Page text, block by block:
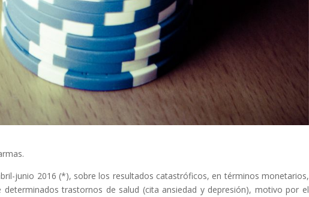
junio 2016 (*), sobre los resultados catastróficos, en términos monetarios,
trastornos de salud (cita ansiedad y depresión), motivo por el